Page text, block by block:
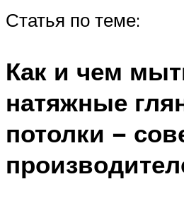
Статья по теме:
Как и чем
натяжные
потолки −